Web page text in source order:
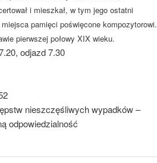
i mieszkał, w tym jego ostatni
pamięci poświęcone kompozytorowi.
pierwszej połowy XIX wieku.
odjazd 7.30
nieszczęśliwych wypadków –
odpowiedzialność